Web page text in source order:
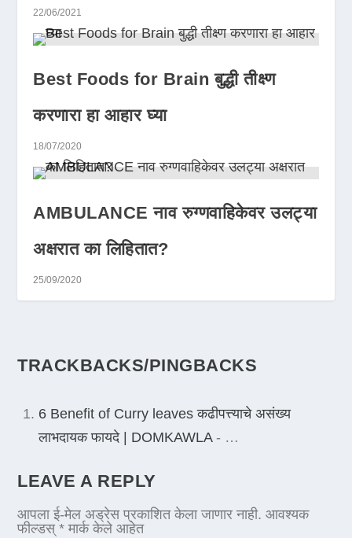
22/06/2021
Best Foods for Brain बुद्धी तीक्ष्ण
करणारा हा आहार घ्या
18/07/2020
AMBULANCE नाव रुग्णवाहिकेवर उलट्या
अक्षरात का लिहितात?
25/09/2020
TRACKBACKS/PINGBACKS
6 Benefit of Curry leaves कढीपत्त्याचे असंख्य
लाभदायक फायदे | DOMKAWLA- …
LEAVE A REPLY
आपला ई-मेल अड्रेस प्रकाशित केला जाणार नाही. आवश्यक
फील्डस्* मार्क केले आहेत